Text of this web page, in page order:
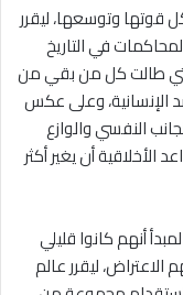
قوتها وتوسعها، ليقرر
في التاريخ
طالت كل من بقي من
الإنسانية، وعلى عكس
النفسي والوازع
الأخلاقية أن يغير أكثر
أنهم كانوا قليلي
الاعتراض، ليقرر عالم